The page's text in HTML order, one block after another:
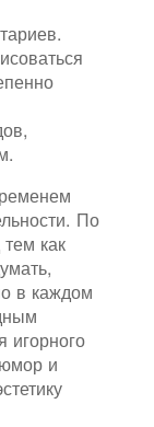
По
как
в каждом
игорного
и